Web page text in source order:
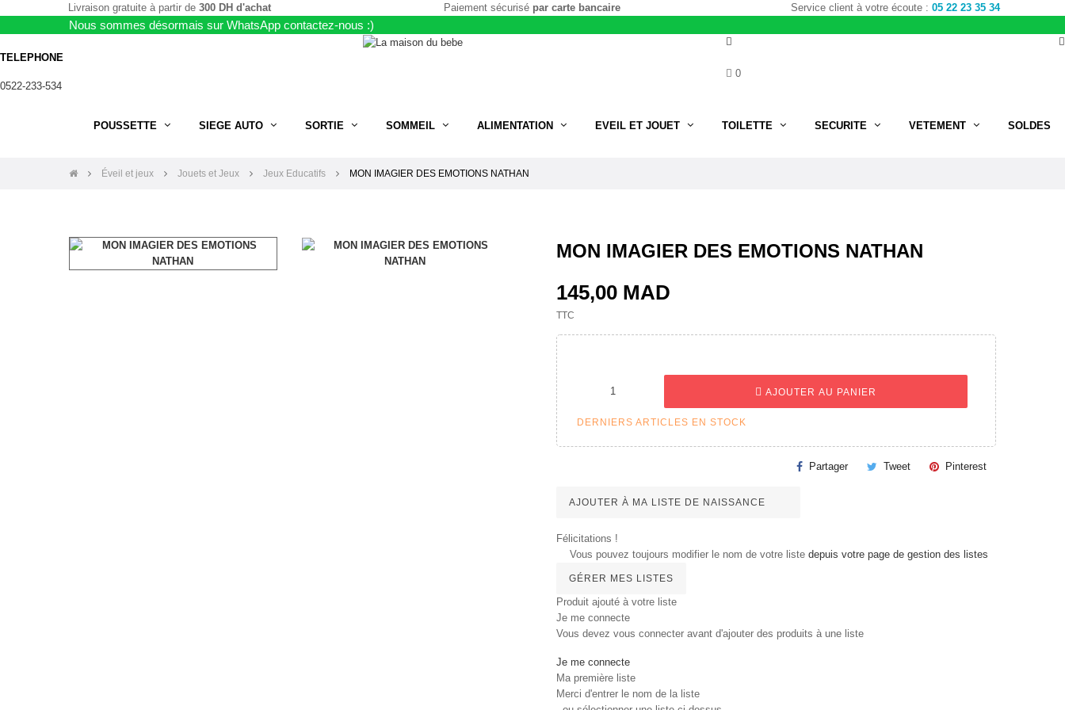
Livraison gratuite à partir de 300 DH d'achat Paiement sécurisé par carte bancaire Service client à votre écoute : 05 22 23 35 34
Nous sommes désormais sur WhatsApp contactez-nous :)
TELEPHONE
0522-233-534
0
POUSSETTE SIEGE AUTO SORTIE SOMMEIL ALIMENTATION EVEIL ET JOUET TOILETTE SECURITE VETEMENT SOLDES
Éveil et jeux Jouets et Jeux Jeux Educatifs MON IMAGIER DES EMOTIONS NATHAN
MON IMAGIER DES EMOTIONS NATHAN
145,00 MAD
TTC
AJOUTER AU PANIER
DERNIERS ARTICLES EN STOCK
Partager Tweet Pinterest
AJOUTER À MA LISTE DE NAISSANCE
Félicitations !
Vous pouvez toujours modifier le nom de votre liste depuis votre page de gestion des listes
GÉRER MES LISTES
Produit ajouté à votre liste
Je me connecte
Vous devez vous connecter avant d'ajouter des produits à une liste
Je me connecte
Ma première liste
Merci d'entrer le nom de la liste